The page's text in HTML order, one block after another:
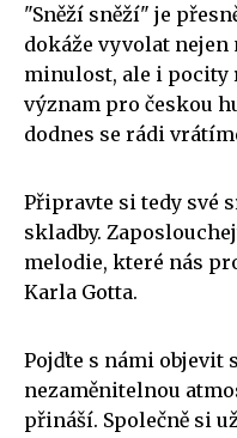
"Sněží sněží" je
dokáže vyvolat
minulost, ale i pocity
význam pro českou
dodnes se rádi
Připravte si tedy své
skladby.
melodie, které nás
Karla Gotta.
Pojďte s námi objevit
nezaměnitelnou
přináší. Společně si